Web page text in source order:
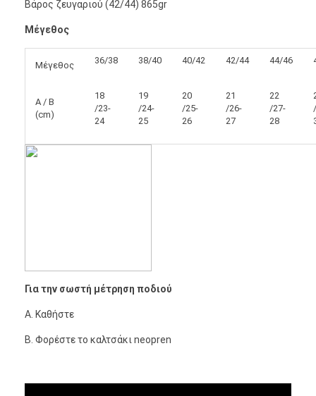
Βάρος ζευγαριού (42/44) 865gr
Μέγεθος
Μέγεθος 36/38 38/40 40/42 42/44 44/46
A / B
(cm)
18
/23-
24
19
/24-
25
20
/25-
26
21
/26-
27
22
/27-
28
Για την σωστή μέτρηση ποδιού
A. Καθήστε
B. Φορέστε το καλτσάκι neopren